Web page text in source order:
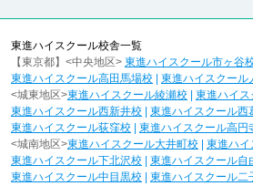
東進ハイスクール校舎一覧
【東京都】<中央地区> 東進ハイスクール市ヶ谷
東進ハイスクール高田馬場校
東進ハイスクール
<城東地区>東進ハイスクール綾瀬校 東進ハイ
東進ハイスクール西新井校
東進ハイスクール西
東進ハイスクール荻窪校
東進ハイスクール高円
<城南地区>東進ハイスクール大井町校 東進ハイ
東進ハイスクール下北沢校
東進ハイスクール自
東進ハイスクール中目黒校
東進ハイスクール二